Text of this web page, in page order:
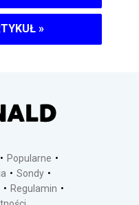
»
Popularne
Sondy
Regulamin